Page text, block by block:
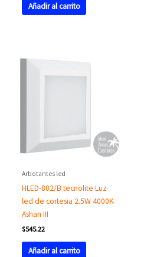
Añadir al carrito
Arbotantes led
HLED-802/B tecnolite Luz
led de cortesia 2.5W 4000K
Ashan III
$545.22
Añadir al carrito